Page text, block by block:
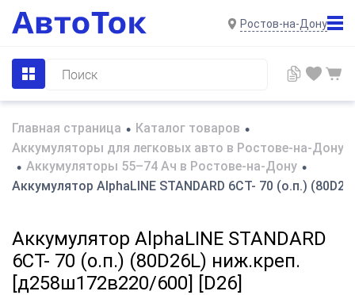
Ростов-на-Дону
Главная страница • Каталог товаров •
Аккумуляторы для легковых авто в Ростове-на-Дону
• Аккумуляторы 55–74 Ач в Ростове-на-Дону •
Аккумулятор AlphaLINE STANDARD 6СТ- 70 (о.п.)
Аккумулятор AlphaLINE STANDARD
6СТ- 70 (о.п.) (80D26L) ниж.креп.
[д258ш172в220/600] [D26]